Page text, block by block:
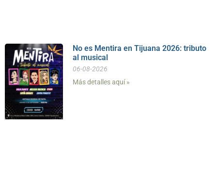
No es Mentira en Tijuana 2026: tributo
al musical
06-08-2026
Más detalles aquí »